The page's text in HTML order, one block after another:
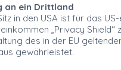
an ein Drittland
in den USA ist für das
„Privacy Shield“
des in der EU
gewährleistet.